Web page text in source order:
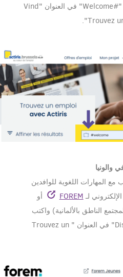
واكتب الكلمة المفتاحية "#Welcome" في العنوان "Vind
والونيا
المهارات اللغوية للوافدين
لـ FOREM
أو
الناطق بالألمانية) واكتب
Trouvez un